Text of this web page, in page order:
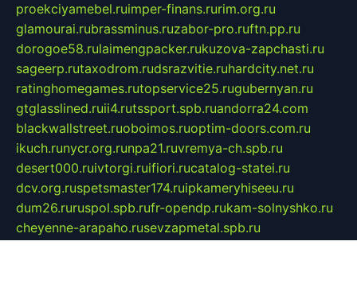
proekciyamebel.ruimper-finans.rurim.org.ru
glamourai.rubrassminus.ruzabor-pro.ruftn.pp.ru
dorogoe58.rulaimengpacker.rukuzova-zapchasti.ru
sageerp.rutaxodrom.rudsrazvitie.ruhardcity.net.ru
ratinghomegames.rutopservice25.rugubernyan.ru
gtglasslined.ruii4.rutssport.spb.ruandorra24.com
blackwallstreet.ruoboimos.ruoptim-doors.com.ru
ikuch.runycr.org.runpa21.ruvremya-ch.spb.ru
desert000.ruivtorgi.ruifiori.rucatalog-statei.ru
dcv.org.ruspetsmaster174.ruipkameryhiseeu.ru
dum26.ruruspol.spb.rufr-opendp.rukam-solnyshko.ru
cheyenne-arapaho.rusevzapmetal.spb.ru